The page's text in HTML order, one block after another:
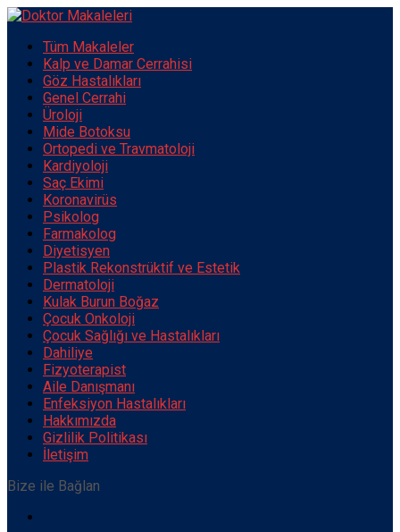
Tüm Makaleler
Kalp ve Damar Cerrahisi
Göz Hastalıkları
Genel Cerrahi
Üroloji
Mide Botoksu
Ortopedi ve Travmatoloji
Kardiyoloji
Saç Ekimi
Koronavirüs
Psikolog
Farmakolog
Diyetisyen
Plastik Rekonstrüktif ve Estetik
Dermatoloji
Kulak Burun Boğaz
Çocuk Onkoloji
Çocuk Sağlığı ve Hastalıkları
Dahiliye
Fizyoterapist
Aile Danışmanı
Enfeksiyon Hastalıkları
Hakkımızda
Gizlilik Politikası
İletişim
Bize ile Bağlan